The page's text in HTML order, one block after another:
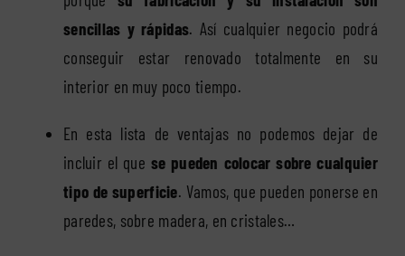
sencillas y rápidas. Así cualquier negocio podrá
conseguir estar renovado totalmente en su
interior en muy poco tiempo.
En esta lista de ventajas no podemos dejar de
incluir el que se pueden colocar sobre cualquier
tipo de superficie. Vamos, que pueden ponerse en
paredes, sobre madera, en cristales…